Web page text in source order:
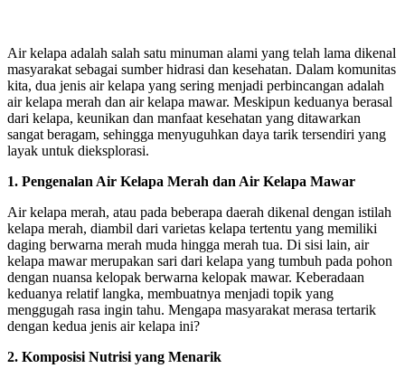
Air kelapa adalah salah satu minuman alami yang telah lama dikenal
masyarakat sebagai sumber hidrasi dan kesehatan. Dalam komunitas
kita, dua jenis air kelapa yang sering menjadi perbincangan adalah
air kelapa merah dan air kelapa mawar. Meskipun keduanya berasal
dari kelapa, keunikan dan manfaat kesehatan yang ditawarkan
sangat beragam, sehingga menyuguhkan daya tarik tersendiri yang
layak untuk dieksplorasi.
1. Pengenalan Air Kelapa Merah dan Air Kelapa Mawar
Air kelapa merah, atau pada beberapa daerah dikenal dengan istilah
kelapa merah, diambil dari varietas kelapa tertentu yang memiliki
daging berwarna merah muda hingga merah tua. Di sisi lain, air
kelapa mawar merupakan sari dari kelapa yang tumbuh pada pohon
dengan nuansa kelopak berwarna kelopak mawar. Keberadaan
keduanya relatif langka, membuatnya menjadi topik yang
menggugah rasa ingin tahu. Mengapa masyarakat merasa tertarik
dengan kedua jenis air kelapa ini?
2. Komposisi Nutrisi yang Menarik